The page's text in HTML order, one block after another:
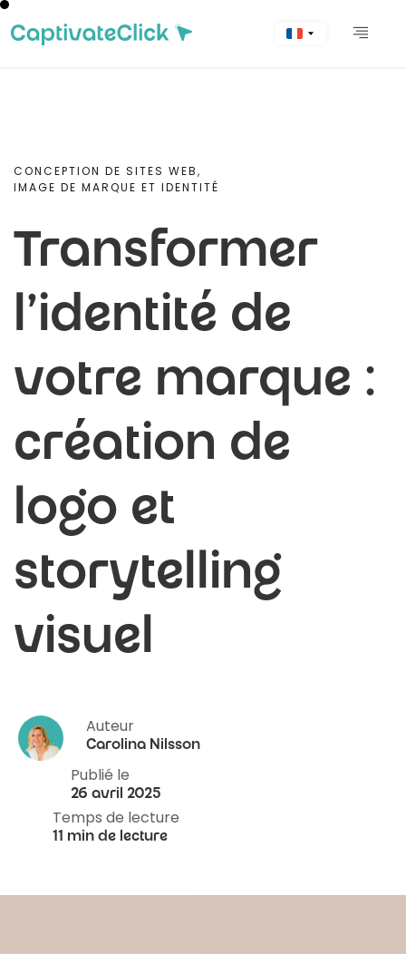
CONCEPTION DE SITES WEB,
IMAGE DE MARQUE ET IDENTITÉ
Transformer
l'identité de
votre marque :
création de
logo et
storytelling
visuel
Auteur
Carolina Nilsson
Publié le
26 avril 2025
Temps de lecture
11 min de lecture